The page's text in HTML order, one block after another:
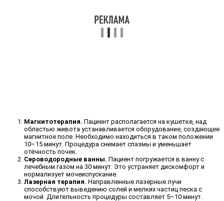
Магнитотерапия. Пациент располагается на кушетке, над
областью живота устанавливается оборудование, создающее
магнитное поле. Необходимо находиться в таком положении
10–15 минут. Процедура снимает спазмы и уменьшает
отёчность почек.
Сероводородные ванны. Пациент погружается в ванну с
лечебным газом на 30 минут. Это устраняет дискомфорт и
нормализует мочеиспускание.
Лазерная терапия. Направленные лазерные лучи
способствуют выведению солей и мелких частиц песка с
мочой. Длительность процедуры составляет 5–10 минут.